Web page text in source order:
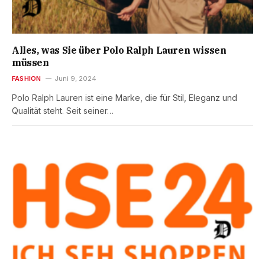
Alles, was Sie über Polo Ralph Lauren wissen
müssen
FASHION Juni 9, 2024
Polo Ralph Lauren ist eine Marke, die für Stil, Eleganz und
Qualität steht. Seit seiner…